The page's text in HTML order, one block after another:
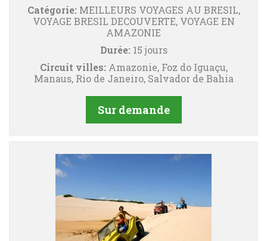
Catégorie:MEILLEURS VOYAGES AU BRESIL,
VOYAGE BRESIL DECOUVERTE, VOYAGE EN
AMAZONIE
Durée:15 jours
Circuit villes:Amazonie, Foz do Iguaçu,
Manaus, Rio de Janeiro, Salvador de Bahia
Sur demande